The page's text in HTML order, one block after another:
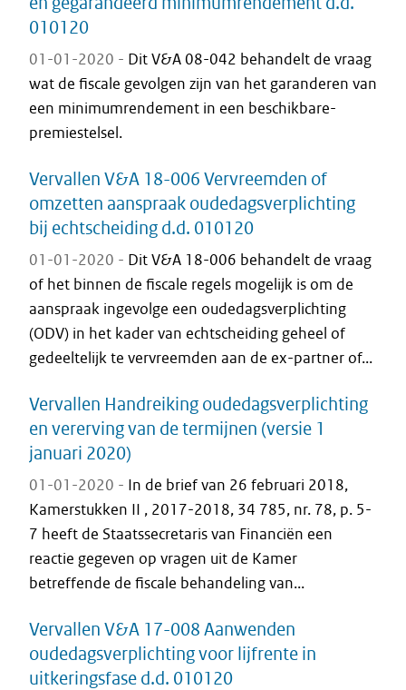
010120
01-01-2020 - Dit V&A 08-042 behandelt de vraag
wat de fiscale gevolgen zijn van het garanderen van
een minimumrendement in een beschikbare-
premiestelsel.
Vervallen V&A 18-006 Vervreemden of
omzetten aanspraak oudedagsverplichting
bij echtscheiding d.d. 010120
01-01-2020 - Dit V&A 18-006 behandelt de vraag
of het binnen de fiscale regels mogelijk is om de
aanspraak ingevolge een oudedagsverplichting
(ODV) in het kader van echtscheiding geheel of
gedeeltelijk te vervreemden aan de ex-partner of...
Vervallen Handreiking oudedagsverplichting
en vererving van de termijnen (versie 1
januari 2020)
01-01-2020 - In de brief van 26 februari 2018,
Kamerstukken II , 2017-2018, 34 785, nr. 78, p. 5-
7 heeft de Staatsse­cretaris van Financiën een
reactie gegeven op vragen uit de Kamer
betreffende de fiscale behandeling van...
Vervallen V&A 17-008 Aanwenden
oudedagsverplichting voor lijfrente in
uitkeringsfase d.d. 010120